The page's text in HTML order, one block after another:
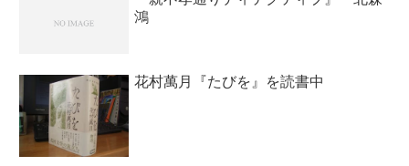
鴻
花村萬月『たびを』を読書中